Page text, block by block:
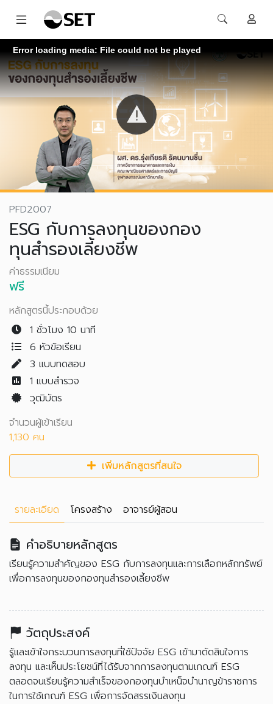
Error loading media: File could not be played
PFD2007
ESG กับการลงทุนของกอง
ทุนสำรองเลี้ยงชีพ
ค่าธรรมเนียม
ฟรี
หลักสูตรนี้ประกอบด้วย
1 ชั่วโมง 10 นาที
6 หัวข้อเรียน
3 แบบทดสอบ
1 แบบสำรวจ
วุฒิบัตร
จำนวนผู้เข้าเรียน
1,130 คน
เพิ่มหลักสูตรที่สนใจ
รายละเอียด โครงสร้าง อาจารย์ผู้สอน
คำอธิบายหลักสูตร
เรียนรู้ความสำคัญของ ESG กับการลงทุนและการเลือกหลักทรัพย์
เพื่อการลงทุนของกองทุนสำรองเลี้ยงชีพ
วัตถุประสงค์
รู้และเข้าใจกระบวนการลงทุนที่ใช้ปัจจัย ESG เข้ามาตัดสินใจการ
ลงทุน และเห็นประโยชน์ที่ได้รับจากการลงทุนตามเกณฑ์ ESG
ตลอดจนเรียนรู้ความสำเร็จของกองทุนบำเหน็จบำนาญข้าราชการ
ในการใช้เกณฑ์ ESG เพื่อการจัดสรรเงินลงทุน